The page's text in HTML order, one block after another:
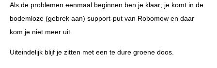
Als de problemen eenmaal beginnen ben je klaar; je komt in de
bodemloze (gebrek aan) support-put van Robomow en daar
kom je niet meer uit.
Uiteindelijk blijf je zitten met een te dure groene doos.